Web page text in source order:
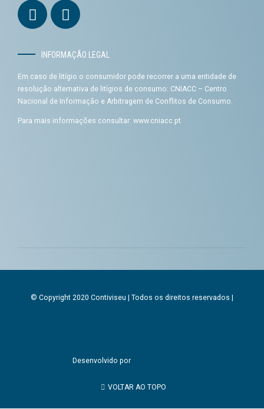
INFORMAÇÃO LEGAL
Em caso de litígio o consumidor pode recorrer a uma entidade de
resolução alternativa de litígios de consumo: CNIACC – Centro
Nacional de Informação e Arbitragem de Conflitos de Consumo.
Para mais informações consultar: www.cniacc.pt
© Copyright 2020 Contiviseu | Todos os direitos reservados |
Desenvolvido por
VOLTAR AO TOPO